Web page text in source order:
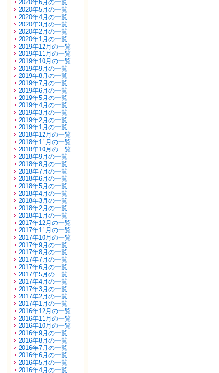
2020年6月の一覧
2020年5月の一覧
2020年4月の一覧
2020年3月の一覧
2020年2月の一覧
2020年1月の一覧
2019年12月の一覧
2019年11月の一覧
2019年10月の一覧
2019年9月の一覧
2019年8月の一覧
2019年7月の一覧
2019年6月の一覧
2019年5月の一覧
2019年4月の一覧
2019年3月の一覧
2019年2月の一覧
2019年1月の一覧
2018年12月の一覧
2018年11月の一覧
2018年10月の一覧
2018年9月の一覧
2018年8月の一覧
2018年7月の一覧
2018年6月の一覧
2018年5月の一覧
2018年4月の一覧
2018年3月の一覧
2018年2月の一覧
2018年1月の一覧
2017年12月の一覧
2017年11月の一覧
2017年10月の一覧
2017年9月の一覧
2017年8月の一覧
2017年7月の一覧
2017年6月の一覧
2017年5月の一覧
2017年4月の一覧
2017年3月の一覧
2017年2月の一覧
2017年1月の一覧
2016年12月の一覧
2016年11月の一覧
2016年10月の一覧
2016年9月の一覧
2016年8月の一覧
2016年7月の一覧
2016年6月の一覧
2016年5月の一覧
2016年4月の一覧